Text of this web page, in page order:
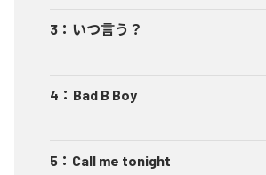
3 ： いつ言う？
4 ： Bad B Boy
5 ： Call me tonight